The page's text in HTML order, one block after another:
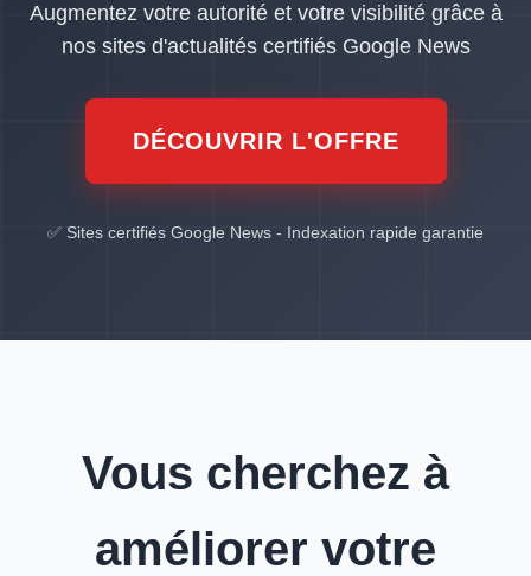
Augmentez votre autorité et votre visibilité grâce à
nos sites d'actualités certifiés Google News
DÉCOUVRIR L'OFFRE
✅ Sites certifiés Google News - Indexation rapide garantie
Vous cherchez à
améliorer votre